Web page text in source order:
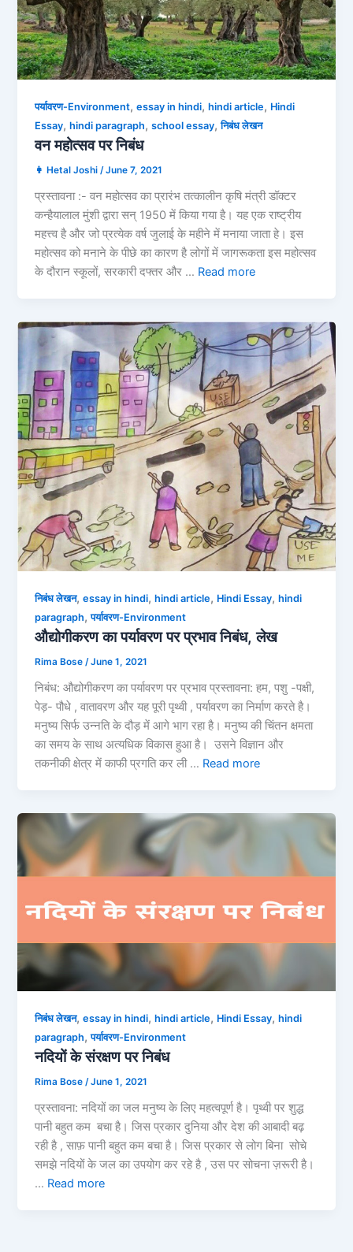
पर्यावरण-Environment,essay in hindi,hindi article, Hindi
Essay,hindi paragraph,school essay,निबंध लेखन
वन महोत्सव पर निबंध
👩 Hetal Joshi/June 7, 2021
प्रस्तावना :- वन महोत्सव का प्रारंभ तत्कालीन कृषि मंत्री डॉक्टर
कन्हैयालाल मुंशी द्वारा सन् 1950 में किया गया है। यह एक राष्ट्रीय
महत्त्व है और जो प्रत्येक वर्ष जुलाई के महीने में मनाया जाता हे। इस
महोत्सव को मनाने के पीछे का कारण है लोगों में जागरूकता इस महोत्सव
के दौरान स्कूलों, सरकारी दफ्तर और … Read more
निबंध लेखन,essay in hindi,hindi article, Hindi Essay,hindi
paragraph,पर्यावरण-Environment
औद्योगीकरण का पर्यावरण पर प्रभाव निबंध, लेख
Rima Bose/June 1, 2021
निबंध: औद्योगीकरण का पर्यावरण पर प्रभाव प्रस्तावना: हम, पशु -पक्षी,
पेड़- पौधे , वातावरण और यह पूरी पृथ्वी , पर्यावरण का निर्माण करते है।
मनुष्य सिर्फ उन्नति के दौड़ में आगे भाग रहा है। मनुष्य की चिंतन क्षमता
का समय के साथ अत्यधिक विकास हुआ है। उसने विज्ञान और
तकनीकी क्षेत्र में काफी प्रगति कर ली … Read more
निबंध लेखन,essay in hindi,hindi article, Hindi Essay,hindi
paragraph,पर्यावरण-Environment
नदियों के संरक्षण पर निबंध
Rima Bose/June 1, 2021
प्रस्तावना: नदियों का जल मनुष्य के लिए महत्वपूर्ण है। पृथ्वी पर शुद्ध
पानी बहुत कम बचा है। जिस प्रकार दुनिया और देश की आबादी बढ़
रही है , साफ़ पानी बहुत कम बचा है। जिस प्रकार से लोग बिना सोचे
समझे नदियों के जल का उपयोग कर रहे है , उस पर सोचना ज़रूरी है।
… Read more